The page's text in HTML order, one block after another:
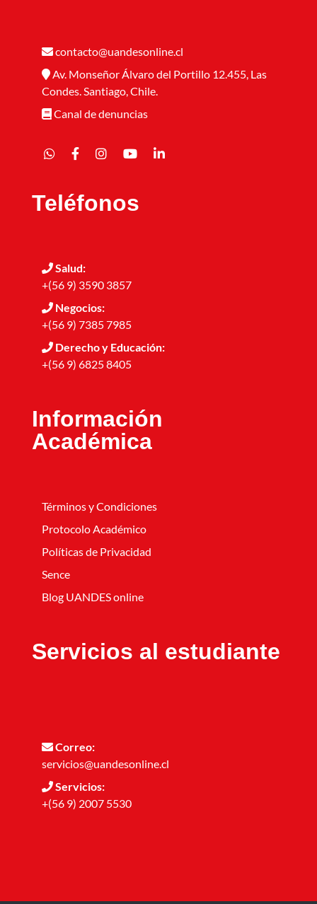
contacto@uandesonline.cl
Av. Monseñor Álvaro del Portillo 12.455, Las
Condes. Santiago, Chile.
Canal de denuncias
Teléfonos
Salud:
+(56 9) 3590 3857
Negocios:
+(56 9) 7385 7985
Derecho y Educación:
+(56 9) 6825 8405
Información
Académica
Términos y Condiciones
Protocolo Académico
Políticas de Privacidad
Sence
Blog UANDES online
Servicios al estudiante
Correo:
servicios@uandesonline.cl
Servicios:
+(56 9) 2007 5530